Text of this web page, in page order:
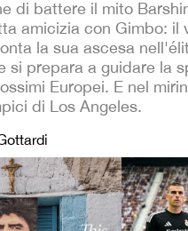
di battere il mito
amicizia con Gimbo: il
la sua ascesa
si prepara a guidare la
Europei. E nel
di Los Angeles.